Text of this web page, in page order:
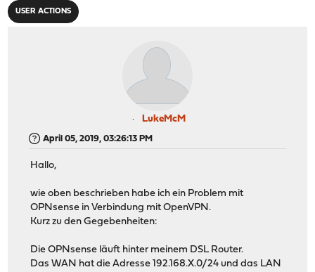
USER ACTIONS
LukeMcM
April 05, 2019, 03:26:13 PM
Hallo,
wie oben beschrieben habe ich ein Problem mit
OPNsense in Verbindung mit OpenVPN.
Kurz zu den Gegebenheiten:
Die OPNsense läuft hinter meinem DSL Router.
Das WAN hat die Adresse 192.168.X.0/24 und das LAN